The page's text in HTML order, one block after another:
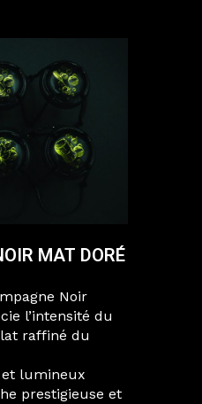
MAT DORÉ
Noir
l’intensité du
raffiné du
et lumineux
prestigieuse et